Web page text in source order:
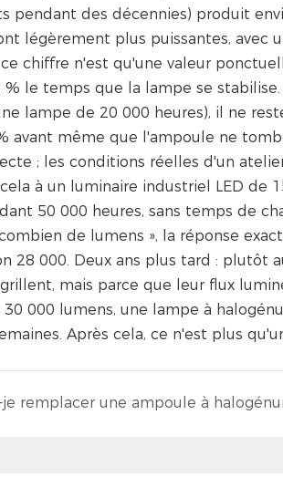
pendant des décennies) produit
légèrement plus puissantes, avec
chiffre n'est qu'une valeur
% le temps que la lampe se
lampe de 20 000 heures), il ne
avant même que l'ampoule ne
; les conditions réelles d'un
à un luminaire industriel LED de
50 000 heures, sans temps de
de lumens », la réponse
28 000. Deux ans plus tard : plutôt
mais parce que leur flux
000 lumens, une lampe à
Après cela, ce n'est plus